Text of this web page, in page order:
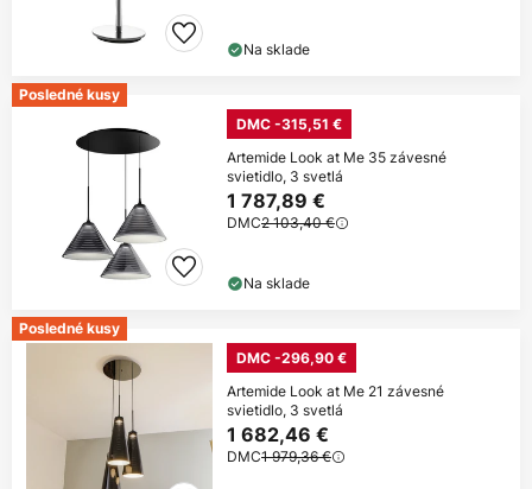
Na sklade
Posledné kusy
DMC -315,51 €
Artemide Look at Me 35 závesné
svietidlo, 3 svetlá
1 787,89 €
DMC2 103,40 €
Na sklade
Posledné kusy
DMC -296,90 €
Artemide Look at Me 21 závesné
svietidlo, 3 svetlá
1 682,46 €
DMC1 979,36 €